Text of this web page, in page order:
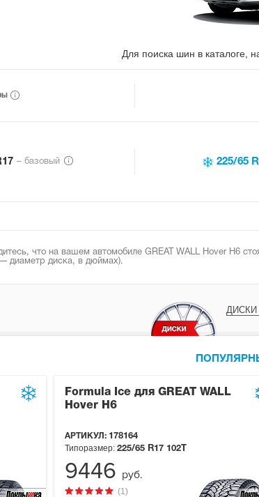
Для поиска шин в каталоге,
– базовый 225/65
что на вашем автомобиле GREAT WALL Hover H6
диаметр диска, в дюймах).
ДИСКИ
Formula Ice для GREAT WALL
Hover H6
АРТИКУЛ: 178164
(1)
Типоразмер: 225/65 R17 102T
9446 руб.